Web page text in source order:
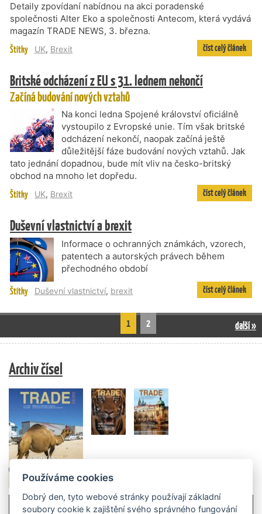
Detaily zpovídaní nabídnou na akci poradenské
společnosti Alter Eko a společnosti Antecom, která vydává
magazín TRADE NEWS, 3. března.
Štítky UK, Brexit číst celý článek
Britské odcházení z EU s 31. lednem nekončí
Začíná budování nových vztahů
Na konci ledna Spojené království oficiálně
vystoupilo z Evropské unie. Tím však britské
odcházení nekončí, naopak začíná ještě
důležitější fáze budování nových vztahů. Jak
tato jednání dopadnou, bude mít vliv na česko-britský
obchod na mnoho let dopředu.
Štítky UK, Brexit číst celý článek
Duševní vlastnictví a brexit
Informace o ochranných známkách, vzorech,
patentech a autorských právech během
přechodného období
Štítky Duševní vlastnictví, brexit číst celý článek
1 2 další »
Archiv čísel
Používáme cookies
Dobrý den, tyto webové stránky používají základní
soubory cookie k zajištění svého správného fungování